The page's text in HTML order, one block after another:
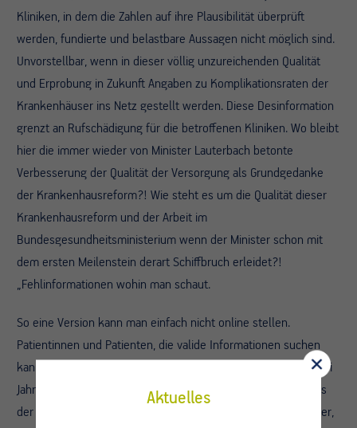
Kliniken, in dem die Zahlen auf ihre Plausibilität überprüft
werden, fundierte und belastbare Aussagen nicht möglich sind.
Unvorstellbar, wenn in dieser völlig unzureichenden Qualität
und Erprobung in Zukunft Angaben zu Komplikationsraten der
Krankenhäuser ins Netz gestellt werden. Diese Desinformation
grenzt an Rufschädigung für die betroffenen Kliniken. Wo bleibt
hier die immer wieder von Minister Lauterbach betonte
Verbesserung der Qualität der Versorgung als Grundgedanke
der Krankenhausreform?! Wie steht es um die Qualität dieser
Krankenhausreform und der Arbeit im
Bundesgesundheitsministerium wenn der Minister schon mit
dem ersten Meilenstein derart Schiffbruch erleidet?!
„Fehlinformationen wohin man schaut.
So eine Version kann man einfach nicht online stellen.
Patientinnen und Patienten, die valide Informationen suchen
kann man in dieser Situation nur raten, dass seit mehr als zwei
Jahrzehnten etablierte und validierte Krankenhausverzeichnis
der DKG und des DKTIG zu nutzen,“ so PD Dr. Michael A. Weber,
Aktuelles